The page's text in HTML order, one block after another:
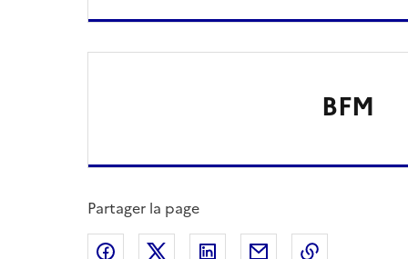
BFM
Partager la page
Partager sur Facebook
Partager sur XPartager sur LinkedIn
Partager par email